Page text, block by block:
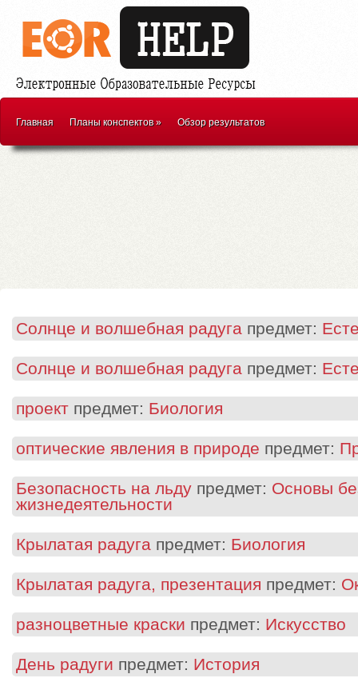
Главная Планы конспектов» Обзор результатов
Солнце и волшебная радуга предмет:
Солнце и волшебная радуга предмет:
проект предмет: Биология
оптические явления в природе предмет:
Безопасность на льду предмет: Основы
жизнедеятельности
Крылатая радуга предмет: Биология
Крылатая радуга, презентация предмет:
разноцветные краски предмет: Искусство
День радуги предмет: История